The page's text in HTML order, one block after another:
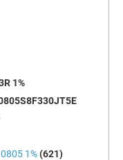
1%
1% (621)